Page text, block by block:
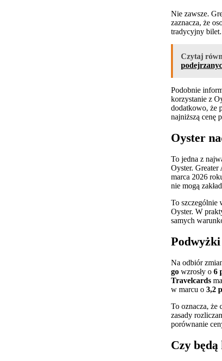
Nie zawsze.
zaznacza, że
tradycyjny
Czytaj
Podobnie
korzystanie z
dodatkowo, że
najniższą cenę
Oyster
To jedna z
Oyster.
marca 2026
nie mogą
To szczególnie
Oyster. W
samych
Na odbiór
gowzrosły o 6
Travelcards
w marcu o 3,2
To oznacza, że
zasady
porównanie
Czy